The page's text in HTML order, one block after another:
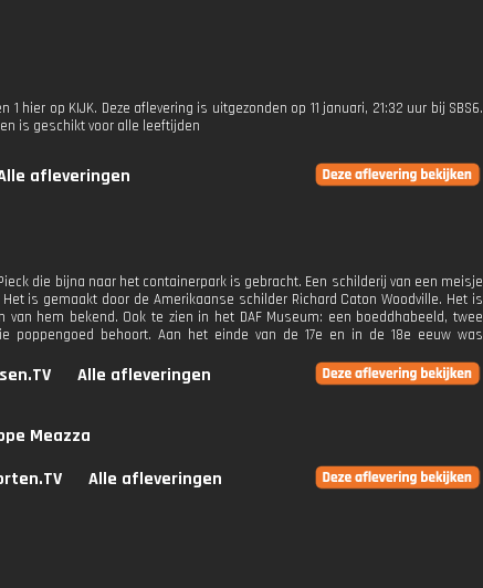
hier op KIJK. Deze aflevering is uitgezonden op 11 januari, 21:32 uur bij SBS6.
is geschikt voor alle leeftijden
afleveringen
die bijna naar het containerpark is gebracht. Een schilderij van een meisje
is gemaakt door de Amerikaanse schilder Richard Caton Woodville. Het is
hem bekend. Ook te zien in het DAF Museum: een boeddhabeeld, twee
poppengoed behoort. Aan het einde van de 17e en in de 18e eeuw was
Alle afleveringen
Meazza
Alle afleveringen